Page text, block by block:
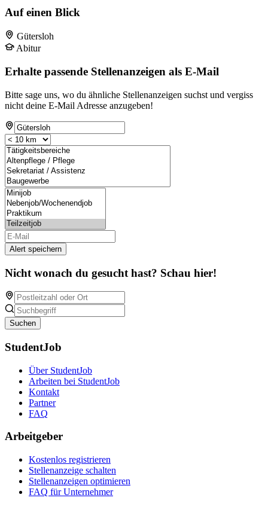
Auf einen Blick
Gütersloh
Abitur
Erhalte passende Stellenanzeigen als E-Mail
Bitte sage uns, wo du ähnliche Stellenanzeigen suchst und vergiss
nicht deine E-Mail Adresse anzugeben!
Alert speichern
Nicht wonach du gesucht hast? Schau hier!
Suchen
StudentJob
Über StudentJob
Arbeiten bei StudentJob
Kontakt
Partner
FAQ
Arbeitgeber
Kostenlos registrieren
Stellenanzeige schalten
Stellenanzeigen optimieren
FAQ für Unternehmer